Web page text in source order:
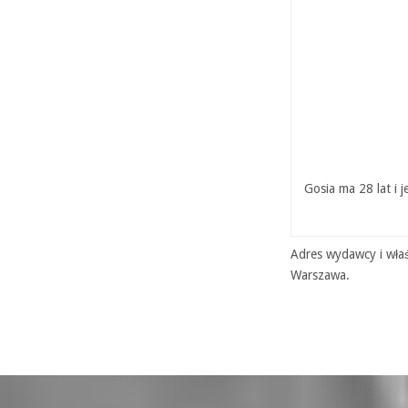
Gosia ma 28 lat i
Adres wydawcy i
Warszawa.